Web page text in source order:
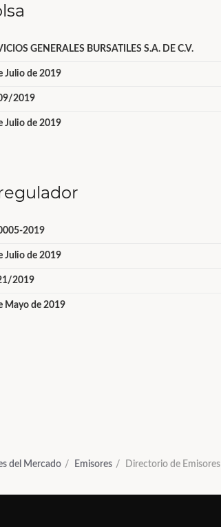
GENERALES BURSATILES S.A. DE C.V.
Julio de 2019
2019
Julio de 2019
2019
Julio de 2019
2019
Mayo de 2019
del Mercado Emisores Directorio de Emisores